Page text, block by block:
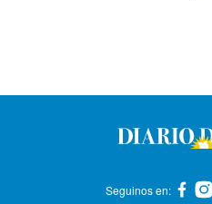
Seguinos en: